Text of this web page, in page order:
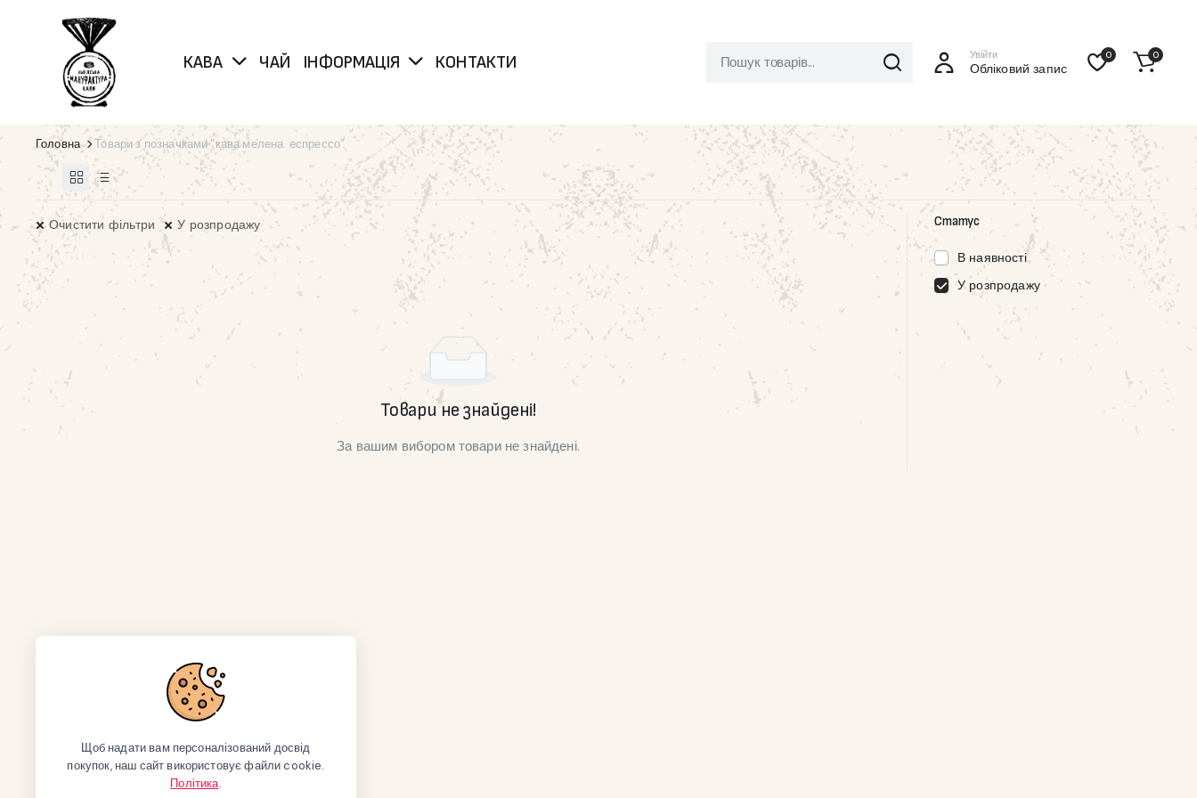
КАВА ЧАЙ ІНФОРМАЦІЯ КОНТАКТИ Увійти
Обліковий запис
0 0
Головна Товари з позначками “кава мелена. еспрессо”
Очистити фільтри У розпродажу
Товари не знайдені!
За вашим вибором товари не знайдені.
Статус
В наявності
У розпродажу
Щоб надати вам персоналізований досвід
покупок, наш сайт використовує файли cookie.
Політика.